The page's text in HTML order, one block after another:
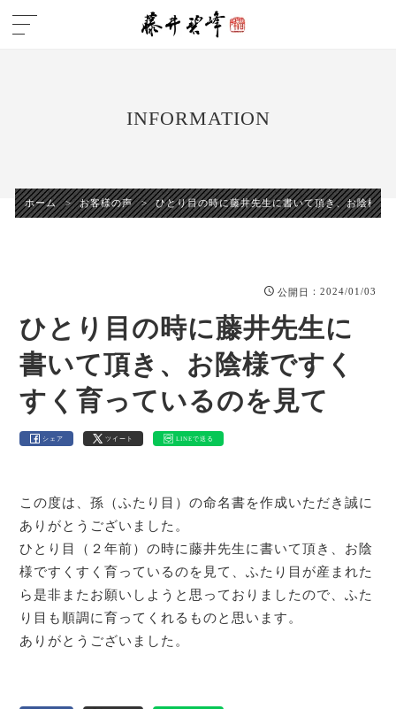
INFORMATION
ホーム > お客様の声 > ひとり目の時に藤井先生に書いて頂き、お陰様で
公開日 ：2024/01/03
ひとり目の時に藤井先生に
書いて頂き、お陰様ですく
すく育っているのを見て
シェア ツイート LINEで送る
この度は、孫（ふたり目）の命名書を作成いただき誠に
ありがとうございました。
ひとり目（２年前）の時に藤井先生に書いて頂き、お陰
様ですくすく育っているのを見て、ふたり目が産まれた
ら是非またお願いしようと思っておりましたので、ふた
り目も順調に育ってくれるものと思います。
ありがとうございました。